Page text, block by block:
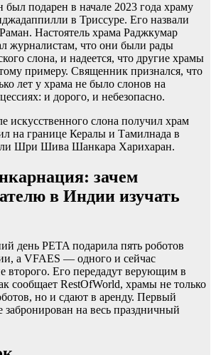
подарен в начале 2023 года храму
в Триссуре. Его назвали
Настоятель храма Раджкумар
журналистам, что они были рады
слона, и надеется, что другие храмы
примеру. Священник признался, что
лет у храма не было слонов на
и дорого, и небезопасно.
искусственного слона получил храм
на границе Кералы и Тамилнада в
Шри Шива Шанкара Харихаран.
зачем
в Индии изучать
день PETA подарила пять роботов
а VFAES — одного и сейчас
второго. Его передадут верующим в
сообщает RestOfWorld, храмы не только
но и сдают в аренду. Первый
на весь праздничный